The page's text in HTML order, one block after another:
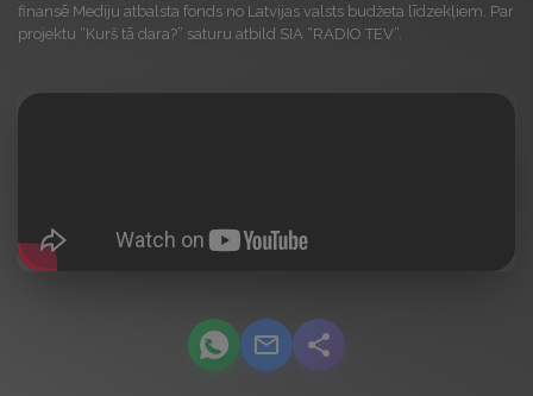
finansē Mediju atbalsta fonds no Latvijas valsts budžeta līdzekļiem. Par
projektu “Kurš tā dara?” saturu atbild SIA “RADIO TEV”.
podcast.share-title WhatsApp
podcast.share-title Email
podcast.share-title